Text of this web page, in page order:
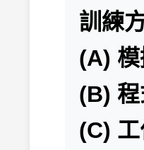
訓練
(A)
(B)
(C)